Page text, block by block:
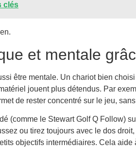
clés
et mentale
être mentale. Un chariot bien
jouent plus détendus. Par
de rester concentré sur le jeu,
(comme le Stewart Golf Q Follow)
ou tirez toujours avec le dos
objectifs intermédiaires. Cela